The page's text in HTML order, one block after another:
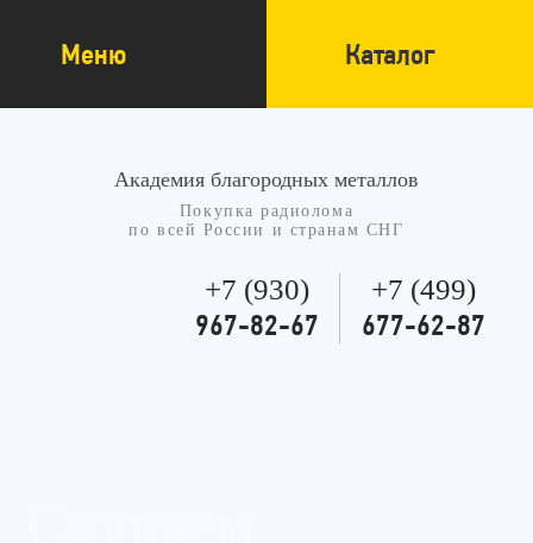
Меню Каталог
Академия благородных металлов
Покупка радиолома
по всей России и странам СНГ
+7 (930)
967-82-67
+7 (499)
677-62-87